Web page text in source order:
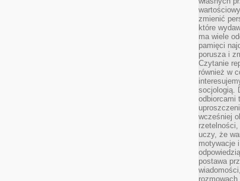
zmienić
które
ma wiele
pamięci
porusza i
Czytanie
również w
socjologią.
odbiorcami
wcześniej
uczy, że
motywacje
postawa